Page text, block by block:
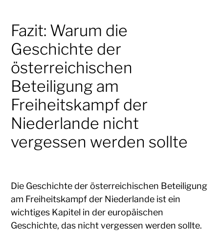
Fazit: Warum die
Geschichte der
österreichischen
Beteiligung am
Freiheitskampf der
Niederlande nicht
vergessen werden sollte
Die Geschichte der österreichischen Beteiligung
am Freiheitskampf der Niederlande ist ein
wichtiges Kapitel in der europäischen
Geschichte, das nicht vergessen werden sollte.